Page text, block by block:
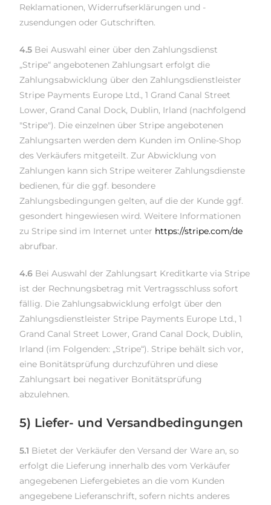
Reklamationen, Widerrufserklärungen und -
zusendungen oder Gutschriften.
4.5 Bei Auswahl einer über den Zahlungsdienst
„Stripe“ angebotenen Zahlungsart erfolgt die
Zahlungsabwicklung über den Zahlungsdienstleister
Stripe Payments Europe Ltd., 1 Grand Canal Street
Lower, Grand Canal Dock, Dublin, Irland (nachfolgend
"Stripe"). Die einzelnen über Stripe angebotenen
Zahlungsarten werden dem Kunden im Online-Shop
des Verkäufers mitgeteilt. Zur Abwicklung von
Zahlungen kann sich Stripe weiterer Zahlungsdienste
bedienen, für die ggf. besondere
Zahlungsbedingungen gelten, auf die der Kunde ggf.
gesondert hingewiesen wird. Weitere Informationen
zu Stripe sind im Internet unter https://stripe.com/de
abrufbar.
4.6 Bei Auswahl der Zahlungsart Kreditkarte via Stripe
ist der Rechnungsbetrag mit Vertragsschluss sofort
fällig. Die Zahlungsabwicklung erfolgt über den
Zahlungsdienstleister Stripe Payments Europe Ltd., 1
Grand Canal Street Lower, Grand Canal Dock, Dublin,
Irland (im Folgenden: „Stripe“). Stripe behält sich vor,
eine Bonitätsprüfung durchzuführen und diese
Zahlungsart bei negativer Bonitätsprüfung
abzulehnen.
5) Liefer- und Versandbedingungen
5.1 Bietet der Verkäufer den Versand der Ware an, so
erfolgt die Lieferung innerhalb des vom Verkäufer
angegebenen Liefergebietes an die vom Kunden
angegebene Lieferanschrift, sofern nichts anderes